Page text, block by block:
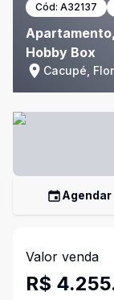
Cód: A32137
Hobby Box
Cacupé,
Valor venda
R$